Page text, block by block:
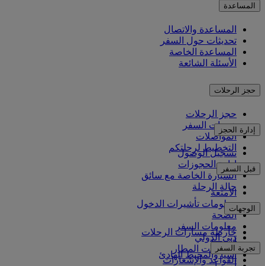
المساعدة
المساعدة والاتصال
تحديثات حول السفر
المساعدة الخاصة
الأسئلة الشائعة
حجز الرحلات
حجز الرحلات
خدمات السفر
المواصلات
التخطيط لرحلتكم
إدارة الحجز
تسجيل الوصول
إدارة الحجوزات
السيارة الخاصة مع سائق
حالة الرحلة
قبل السفر
الأمتعة
معلومات تأشيرات الدخول
الصحة
معلومات السفر
دبي الدولي
مواصلات المطار
القواعد والإشعارات
الوجهات
خارطة مسارات الرحلات
أفريقيا
آسيا والمحيط الهادئ
تجربة السفر